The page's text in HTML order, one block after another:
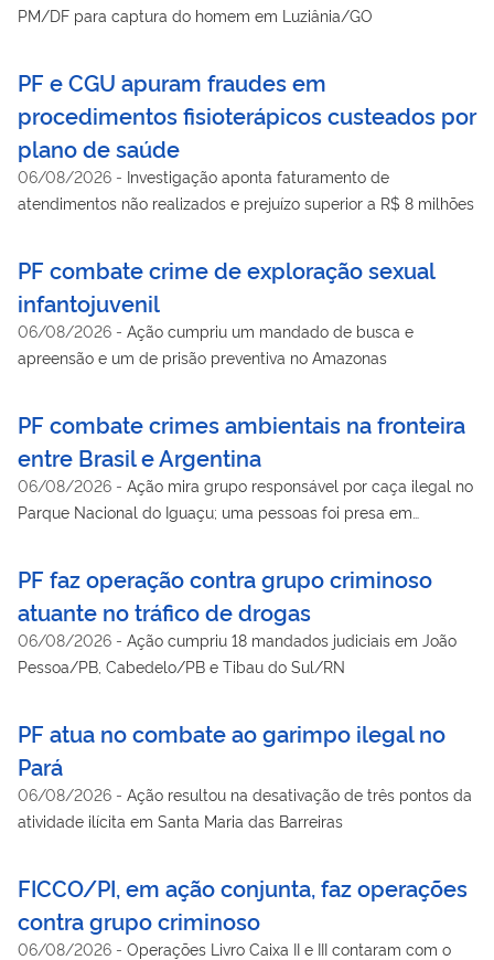
PM/DF para captura do homem em Luziânia/GO
PF e CGU apuram fraudes em
procedimentos fisioterápicos custeados por
plano de saúde
06/08/2026 - Investigação aponta faturamento de
atendimentos não realizados e prejuízo superior a R$ 8 milhões
PF combate crime de exploração sexual
infantojuvenil
06/08/2026 - Ação cumpriu um mandado de busca e
apreensão e um de prisão preventiva no Amazonas
PF combate crimes ambientais na fronteira
entre Brasil e Argentina
06/08/2026 - Ação mira grupo responsável por caça ilegal no
Parque Nacional do Iguaçu; uma pessoas foi presa em
PF faz operação contra grupo criminoso
atuante no tráfico de drogas
06/08/2026 - Ação cumpriu 18 mandados judiciais em João
Pessoa/PB, Cabedelo/PB e Tibau do Sul/RN
PF atua no combate ao garimpo ilegal no
Pará
06/08/2026 - Ação resultou na desativação de três pontos da
atividade ilícita em Santa Maria das Barreiras
FICCO/PI, em ação conjunta, faz operações
contra grupo criminoso
06/08/2026 - Operações Livro Caixa II e III contaram com o